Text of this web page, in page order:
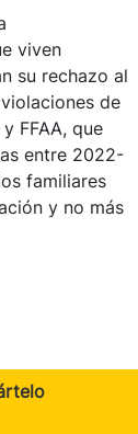
viven
su rechazo al
de
FFAA, que
entre 2022-
familiares
y no más